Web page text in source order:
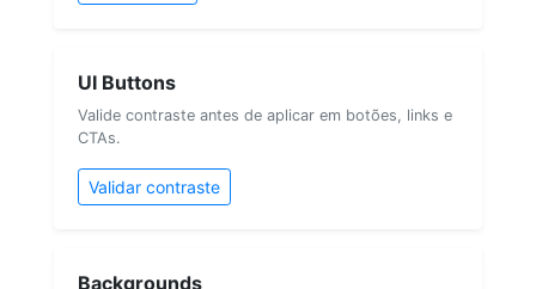
UI Buttons
Valide contraste antes de aplicar em botões, links e
CTAs.
Validar contraste
Backgrounds